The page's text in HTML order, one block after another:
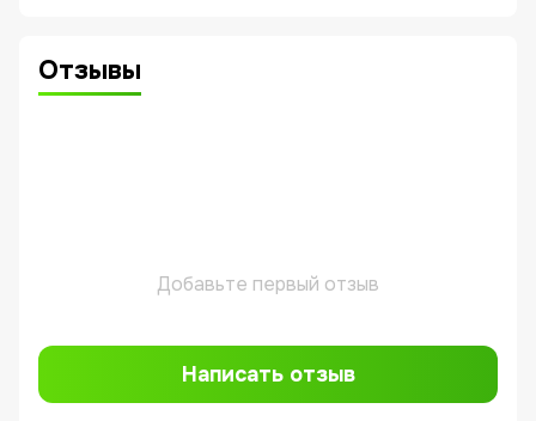
Отзывы
Добавьте первый отзыв
Написать отзыв